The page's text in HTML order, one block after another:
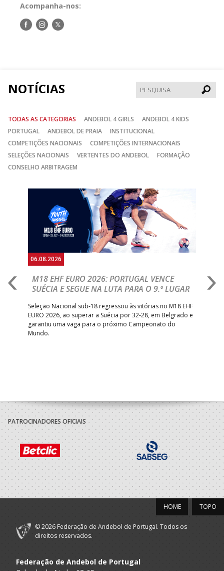
Acompanha-nos:
Siga-Siga-Siga-
NOTÍCIAS
TODAS AS CATEGORIAS ANDEBOL 4 GIRLS
ANDEBOL 4 KIDS
PORTUGAL
ANDEBOL DE PRAIA
INSTITUCIONAL
COMPETIÇÕES NACIONAIS
COMPETIÇÕES INTERNACIONAIS
SELEÇÕES NACIONAIS
VERTENTES DO ANDEBOL
FORMAÇÃO
CONSELHO ARBITRAGEM
06.08.2026
M18 EHF EURO 2026: PORTUGAL VENCE
SUÉCIA E SEGUE NA LUTA PARA O 9.º LUGAR
Seleção Nacional sub-18 regressou às vitórias no M18 EHF
EURO 2026, ao superar a Suécia por 32-28, em Belgrado e
garantiu uma vaga para o próximo Campeonato do
Mundo.
PATROCINADORES OFICIAIS
TOPO
HOME
© 2026 Federação de Andebol de Portugal. Todos os
direitos reservados.
Federação de Andebol de Portugal